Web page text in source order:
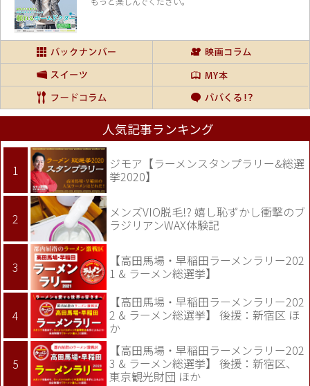
人気記事ランキング
ジモア【ラーメンスタンプラリー&総選
挙2020】
メンズVIO脱毛!? 嬉し恥ずかし衝撃のブ
ラジリアンWAX体験記
【高田馬場・早稲田ラーメンラリー202
1 & ラーメン総選挙】
【高田馬場・早稲田ラーメンラリー202
2 & ラーメン総選挙】 後援：新宿区 ほ
か
【高田馬場・早稲田ラーメンラリー202
3 & ラーメン総選挙】 後援：新宿区、
東京観光財団 ほか